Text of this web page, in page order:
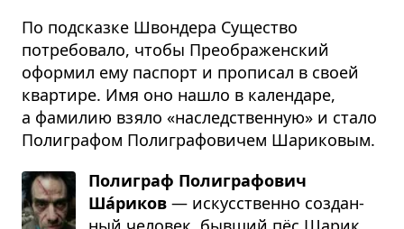
По подсказке Швондера Существо
потребовало, чтобы Преображенский
оформил ему паспорт и прописал в своей
квартире. Имя оно нашло в календаре,
а фамилию взяло «наследственную» и стало
Полиграфом Полиграфовичем Шариковым.
Полиграф Полиграфович
Ша́риков — искус­ственно создан­